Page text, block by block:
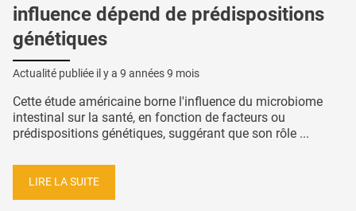
influence dépend de prédispositions
génétiques
Actualité publiée il y a 9 années 9 mois
Cette étude américaine borne l'influence du microbiome
intestinal sur la santé, en fonction de facteurs ou
prédispositions génétiques, suggérant que son rôle ...
LIRE LA SUITE